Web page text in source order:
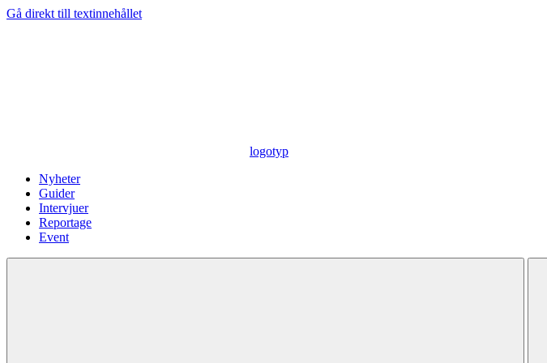
Gå direkt till textinnehållet
logotyp
Nyheter
Guider
Intervjuer
Reportage
Event